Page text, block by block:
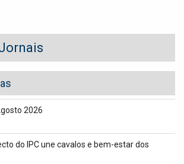
2026
do IPC une cavalos e bem-estar dos